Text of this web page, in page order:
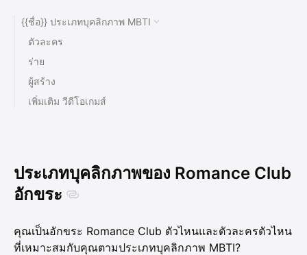
{{ชื่อ}} ประเภทบุคลิกภาพ MBTI
ตัวละคร
ร่าย
ผู้สร้าง
เพิ่มเติม วีดีโอเกมส์
ประเภทบุคลิกภาพของ Romance Club
อักขระ
คุณเป็นอักขระ Romance Club ตัวไหนและตัวละครตัวไหน
ที่เหมาะสมกับคุณตามประเภทบุคลิกภาพ MBTI?